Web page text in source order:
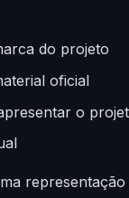
do projeto
oficial
o